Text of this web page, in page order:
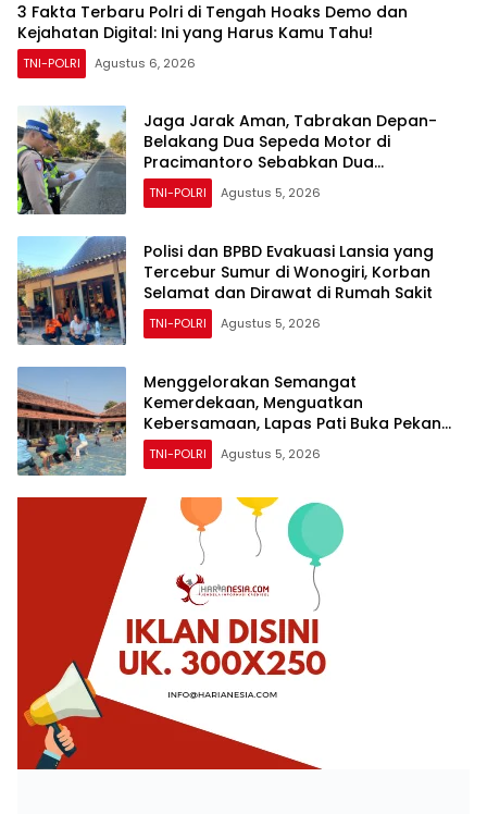
3 Fakta Terbaru Polri di Tengah Hoaks Demo dan
Kejahatan Digital: Ini yang Harus Kamu Tahu!
TNI-POLRI Agustus 6, 2026
Jaga Jarak Aman, Tabrakan Depan-
Belakang Dua Sepeda Motor di
Pracimantoro Sebabkan Dua
Pengendara Terluka
TNI-POLRI Agustus 5, 2026
Polisi dan BPBD Evakuasi Lansia yang
Tercebur Sumur di Wonogiri, Korban
Selamat dan Dirawat di Rumah Sakit
TNI-POLRI Agustus 5, 2026
Menggelorakan Semangat
Kemerdekaan, Menguatkan
Kebersamaan, Lapas Pati Buka Pekan
Olahraga HUT ke-81 RI, Warga Binaan
Antusias Ikuti Berbagai Perlombaan
TNI-POLRI Agustus 5, 2026